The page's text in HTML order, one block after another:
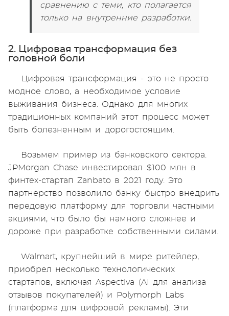
сравнению с теми, кто полагается
только на внутренние разработки.
2. Цифровая трансформация без
головной боли
Цифровая трансформация - это не просто
модное слово, а необходимое условие
выживания бизнеса. Однако для многих
традиционных компаний этот процесс может
быть болезненным и дорогостоящим.
Возьмем пример из банковского сектора.
JPMorgan Chase инвестировал $100 млн в
финтех-стартап Zanbato в 2021 году. Это
партнерство позволило банку быстро внедрить
передовую платформу для торговли частными
акциями, что было бы намного сложнее и
дороже при разработке собственными силами.
Walmart, крупнейший в мире ритейлер,
приобрел несколько технологических
стартапов, включая Aspectiva (AI для анализа
отзывов покупателей) и Polymorph Labs
(платформа для цифровой рекламы). Эти